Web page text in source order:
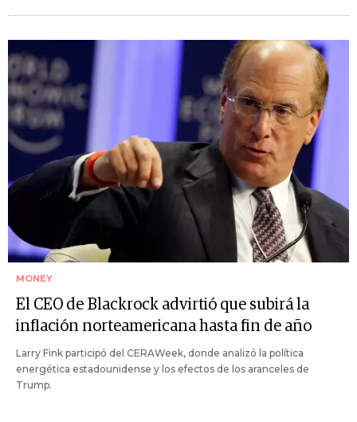
MONEY
El CEO de Blackrock advirtió que subirá la
inflación norteamericana hasta fin de año
Larry Fink participó del CERAWeek, donde analizó la política
energética estadounidense y los efectos de los aranceles de
Trump.